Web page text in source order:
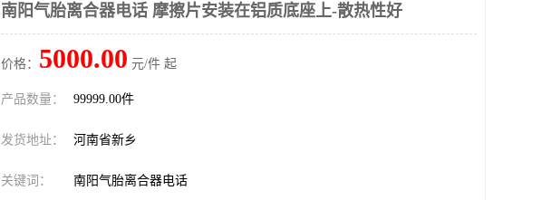
南阳气胎离合器电话 摩擦片安装在铝质底座上-散热性好
价格： 5000.00 元/件 起
产品数量： 99999.00件
发货地址： 河南省新乡
关键词： 南阳气胎离合器电话